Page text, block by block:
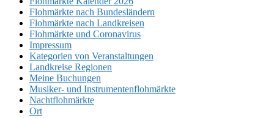
Flohmärkte nach Bundesländern
Flohmärkte nach Landkreisen
Flohmärkte und Coronavirus
Impressum
Kategorien von Veranstaltungen
Landkreise Regionen
Meine Buchungen
Musiker- und Instrumentenflohmärkte
Nachtflohmärkte
Ort